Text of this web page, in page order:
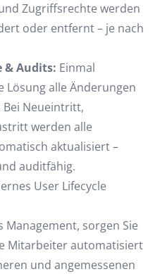
Zugriffsrechte werden
oder entfernt – je nach
Audits: Einmal
alle Änderungen
Bei Neueintritt,
werden alle
aktualisiert –
auditfähig.
User Lifecycle
Management, sorgen Sie
Mitarbeiter automatisiert
und angemessenen